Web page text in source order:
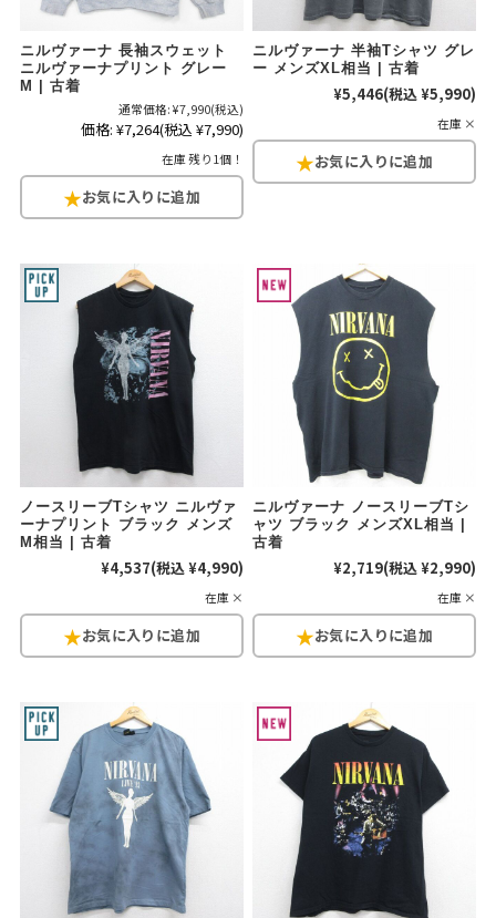
ニルヴァーナ 長袖スウェット
ニルヴァーナプリント グレー
M | 古着
通常価格: ¥7,990(税込)
価格: ¥7,264(税込 ¥7,990)
在庫 残り1個！
ニルヴァーナ 半袖Tシャツ グレ
ー メンズXL相当 | 古着
¥5,446(税込 ¥5,990)
在庫 ×
ノースリーブTシャツ ニルヴァ
ーナプリント ブラック メンズ
M相当 | 古着
¥4,537(税込 ¥4,990)
在庫 ×
ニルヴァーナ ノースリーブTシ
ャツ ブラック メンズXL相当 |
古着
¥2,719(税込 ¥2,990)
在庫 ×